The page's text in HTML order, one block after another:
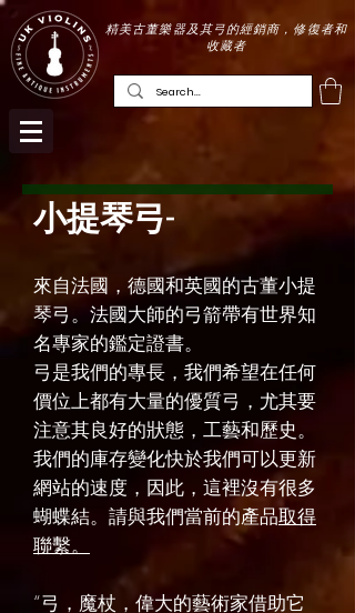
精美古董樂器及其弓的經銷商，修復者和
收藏者
小提琴弓-
來自法國，德國和英國的古董小提
琴弓。法國大師的弓箭帶有世界知
名專家的鑑定證書。
弓是我們的專長，我們希望在任何
價位上都有大量的優質弓，尤其要
注意其良好的狀態，工藝和歷史。
我們的庫存變化快於我們可以更新
網站的速度，因此，這裡沒有很多
蝴蝶結。請與我們當前的產品取得
聯繫。
“弓，魔杖，偉大的藝術家借助它